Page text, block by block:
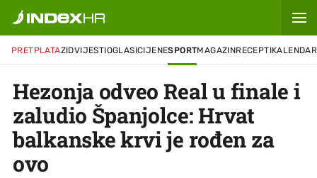
PRETPLATAZIDVIJESTIOGLASICIJENESPORTMAGAZINRECEPTIKALENDAR
Hezonja odveo Real u finale i
zaludio Španjolce: Hrvat
balkanske krvi je rođen za
ovo